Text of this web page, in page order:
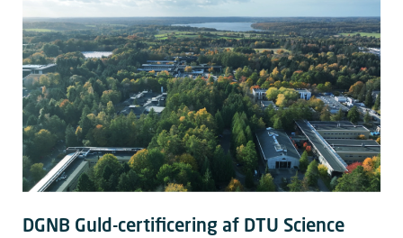
DGNB Guld-certificering af DTU Science